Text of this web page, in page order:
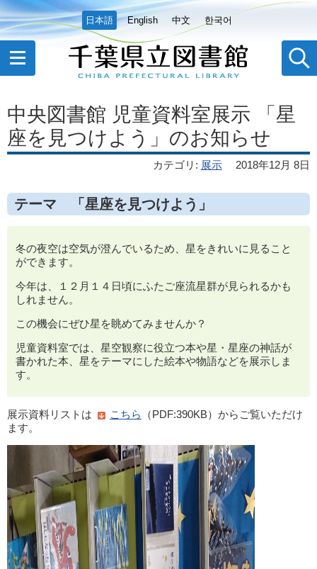
日本語 English 中文 한국어
中央図書館 児童資料室展示 「星
座を見つけよう」のお知らせ
カテゴリ : 展示 2018年12月 8日
テーマ 「星座を見つけよう」
冬の夜空は空気が澄んでいるため、星をきれいに見ること
ができます。
今年は、１２月１４日頃にふたご座流星群が見られるかも
しれません。
この機会にぜひ星を眺めてみませんか？
児童資料室では、星空観察に役立つ本や星・星座の神話が
書かれた本、星をテーマにした絵本や物語などを展示しま
す。
展示資料リストは こちら
（PDF:390KB）からご覧いただけ
ます。